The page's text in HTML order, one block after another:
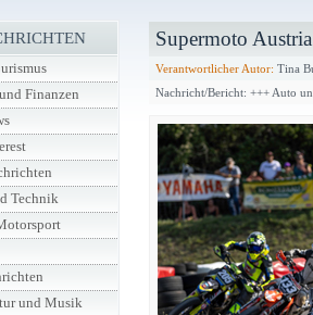
Supermoto
Verantwortlicher Autor: Tina
Nachricht/Bericht: +++ Auto
Finanzen
Technik
und Musik